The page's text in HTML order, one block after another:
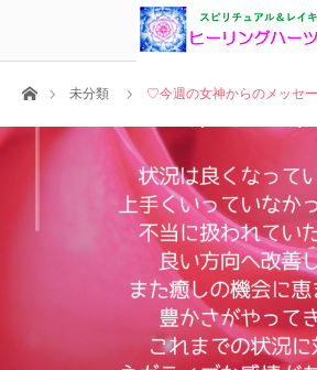
ホーム未分類 ♡今週の女神からのメッセ